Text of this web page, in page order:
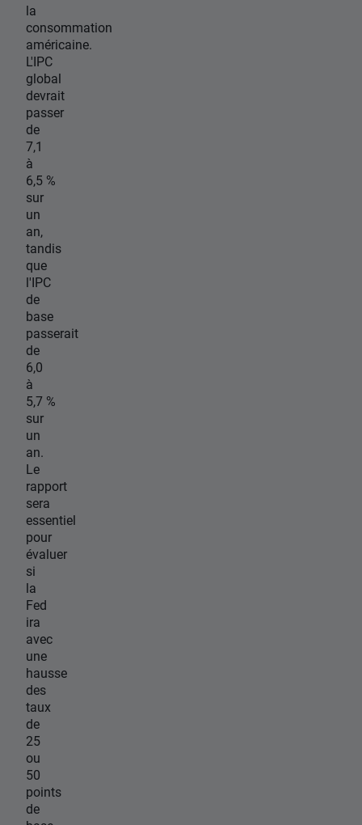
la
consommation
américaine.
L'IPC
global
devrait
passer
de
7,1
à
6,5 %
sur
un
an,
tandis
que
l'IPC
de
base
passerait
de
6,0
à
5,7 %
sur
un
an.
Le
rapport
sera
essentiel
pour
évaluer
si
la
Fed
ira
avec
une
hausse
des
taux
de
25
ou
50
points
de